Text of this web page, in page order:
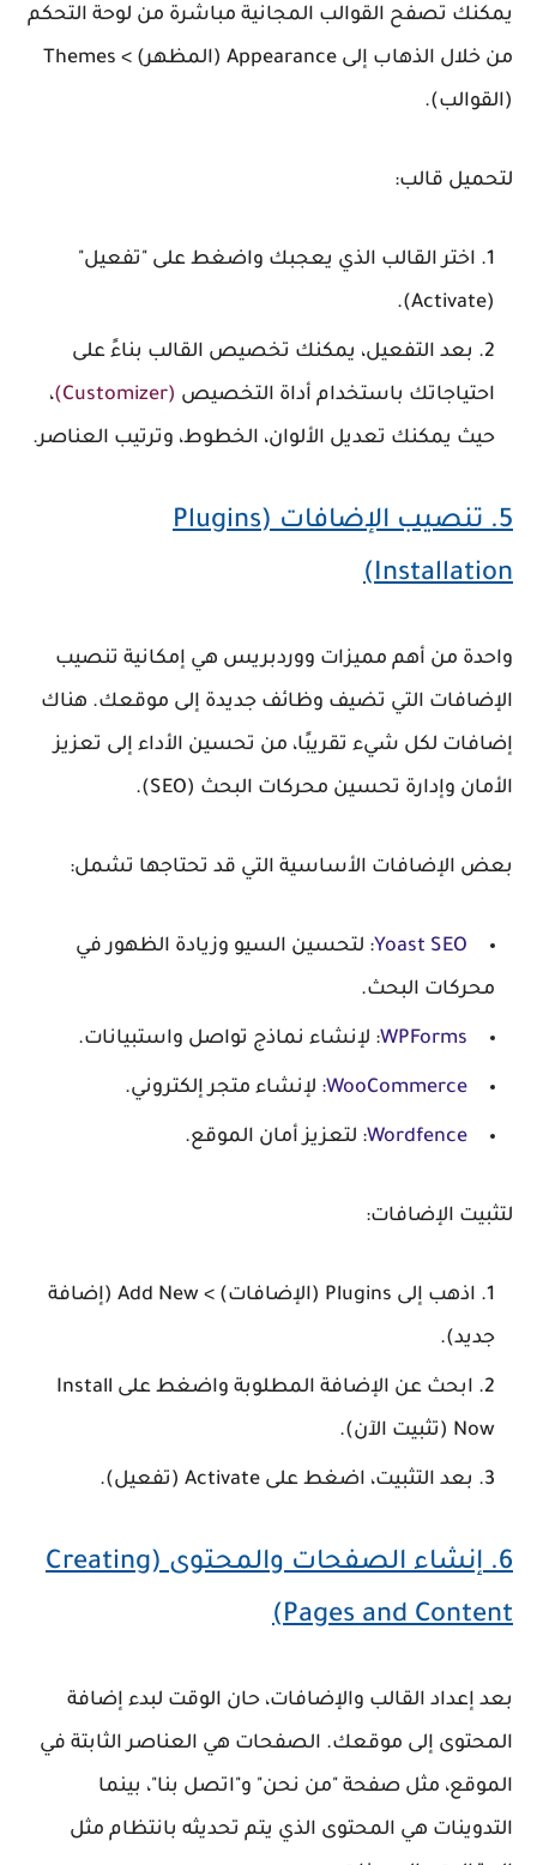
يمكنك تصفح القوالب المجانية مباشرة من لوحة التحكم
من خلال الذهاب إلى
Appearance (المظهر) > Themes
(القوالب).
لتحميل قالب:
اختر القالب الذي يعجبك واضغط على "تفعيل"
(Activate).
بعد التفعيل، يمكنك تخصيص القالب بناءً على
احتياجاتك باستخدام أداة التخصيص (Customizer)
،
حيث يمكنك تعديل الألوان، الخطوط، وترتيب العناصر.
5.
تنصيب الإضافات (Plugins
Installation)
واحدة من أهم مميزات ووردبريس هي إمكانية تنصيب
الإضافات التي تضيف وظائف جديدة إلى موقعك. هناك
إضافات لكل شيء تقريبًا، من تحسين الأداء إلى تعزيز
الأمان وإدارة تحسين محركات البحث (SEO).
بعض الإضافات الأساسية التي قد تحتاجها تشمل:
Yoast SEO: لتحسين السيو وزيادة الظهور في
محركات البحث.
WPForms: لإنشاء نماذج تواصل واستبيانات.
WooCommerce
: لإنشاء متجر إلكتروني.
Wordfence: لتعزيز أمان الموقع.
لتثبيت الإضافات:
اذهب إلى
Plugins (الإضافات) > Add New (إضافة
جديد).
ابحث عن الإضافة المطلوبة واضغط على Install
Now (تثبيت الآن)
.
بعد التثبيت، اضغط على Activate (تفعيل) .
6.
إنشاء الصفحات والمحتوى (Creating
Pages and Content)
بعد إعداد القالب والإضافات، حان الوقت لبدء إضافة
المحتوى إلى موقعك. الصفحات هي العناصر الثابتة في
الموقع، مثل صفحة "من نحن" و"اتصل بنا"، بينما
التدوينات هي المحتوى الذي يتم تحديثه بانتظام مثل